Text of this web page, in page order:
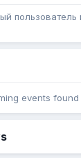
events found